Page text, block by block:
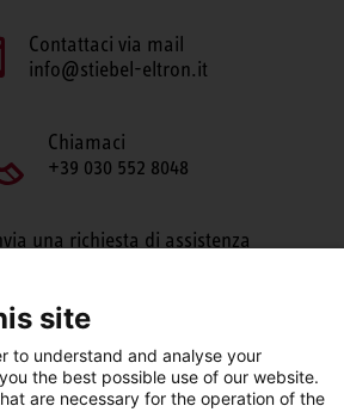
Contattaci via mail
info@stiebel-eltron.it
Chiamaci
+39 030 552 8048
una richiesta di assistenza
site
to understand and analyse your
the best possible use of our website.
are necessary for the operation of the